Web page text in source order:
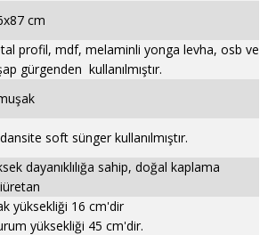
cm
profil, mdf, melaminli yonga levha, osb ve
gürgenden kullanılmıştır.
soft sünger kullanılmıştır.
dayanıklılığa sahip, doğal kaplama
yüksekliği 16 cm'dir
yüksekliği 45 cm'dir.